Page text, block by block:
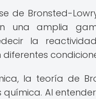
de Bronsted-
una amplia
la
la teoría de
química. Al